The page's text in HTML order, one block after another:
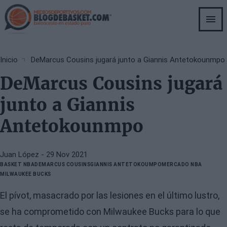
Skip
to
main
Breadcrumb
Inicio DeMarcus Cousins jugará junto a Giannis Antetokounmpo
DeMarcus Cousins jugará
junto a Giannis
Antetokounmpo
Juan López - 29 Nov 2021
BASKET NBADEMARCUS COUSINSGIANNIS ANTETOKOUMPOMERCADO NBA
MILWAUKEE BUCKS
El pívot, masacrado por las lesiones en el último lustro,
se ha comprometido con Milwaukee Bucks para lo que